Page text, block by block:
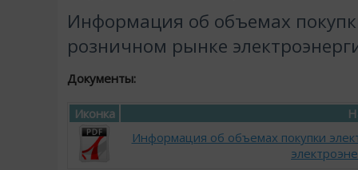
Информация об объемах
розничном рынке
Документы:
Иконка
Информация об объемах покупки